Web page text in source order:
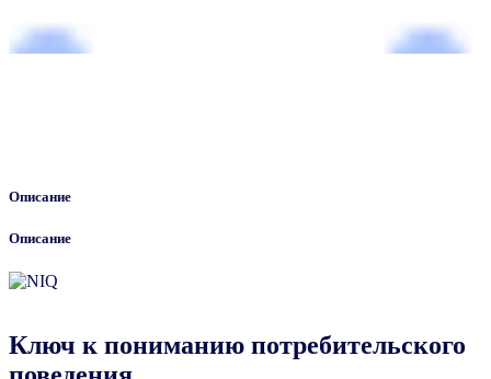
Описание
Описание
Ключ к пониманию потребительского